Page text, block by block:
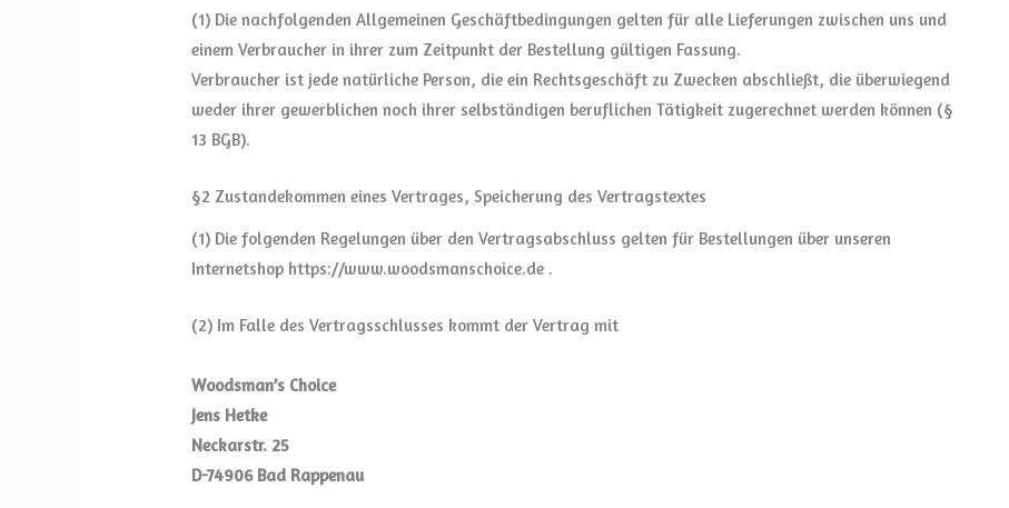
(1) Die nachfolgenden Allgemeinen Geschäftbedingungen gelten für alle Lieferungen zwischen uns und
einem Verbraucher in ihrer zum Zeitpunkt der Bestellung gültigen Fassung.
Verbraucher ist jede natürliche Person, die ein Rechtsgeschäft zu Zwecken abschließt, die überwiegend
weder ihrer gewerblichen noch ihrer selbständigen beruflichen Tätigkeit zugerechnet werden können (§
13 BGB).
§2 Zustandekommen eines Vertrages, Speicherung des Vertragstextes
(1) Die folgenden Regelungen über den Vertragsabschluss gelten für Bestellungen über unseren
Internetshop https://www.woodsmanschoice.de .
(2) Im Falle des Vertragsschlusses kommt der Vertrag mit
Woodsman’s Choice
Jens Hetke
Neckarstr. 25
D-74906 Bad Rappenau